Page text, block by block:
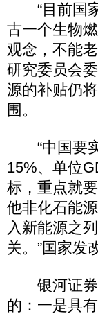
“目前国家
古一个生物
观念，不能
研究委员会
源的补贴仍
围。
“中国要实
15%、单位
标，重点就
他非化石能
入新能源之
关。”国家发
银河证券
的：一是具